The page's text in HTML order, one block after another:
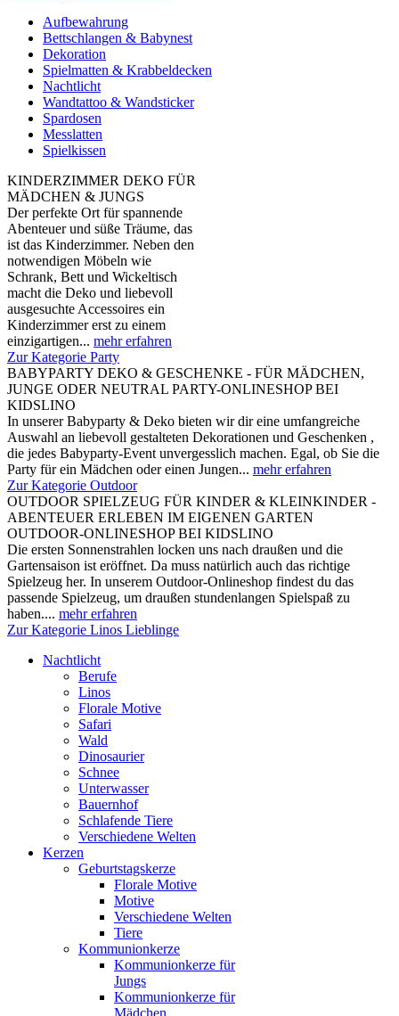
Aufbewahrung
Bettschlangen & Babynest
Dekoration
Spielmatten & Krabbeldecken
Nachtlicht
Wandtattoo & Wandsticker
Spardosen
Messlatten
Spielkissen
KINDERZIMMER DEKO FÜR
MÄDCHEN & JUNGS
Der perfekte Ort für spannende
Abenteuer und süße Träume, das
ist das Kinderzimmer. Neben den
notwendigen Möbeln wie
Schrank, Bett und Wickeltisch
macht die Deko und liebevoll
ausgesuchte Accessoires ein
Kinderzimmer erst zu einem
einzigartigen... mehr erfahren
Zur Kategorie Party
BABYPARTY DEKO & GESCHENKE - FÜR MÄDCHEN,
JUNGE ODER NEUTRAL PARTY-ONLINESHOP BEI
KIDSLINO
In unserer Babyparty & Deko bieten wir dir eine umfangreiche
Auswahl an liebevoll gestalteten Dekorationen und Geschenken ,
die jedes Babyparty-Event unvergesslich machen. Egal, ob Sie die
Party für ein Mädchen oder einen Jungen... mehr erfahren
Zur Kategorie Outdoor
OUTDOOR SPIELZEUG FÜR KINDER & KLEINKINDER -
ABENTEUER ERLEBEN IM EIGENEN GARTEN
OUTDOOR-ONLINESHOP BEI KIDSLINO
Die ersten Sonnenstrahlen locken uns nach draußen und die
Gartensaison ist eröffnet. Da muss natürlich auch das richtige
Spielzeug her. In unserem Outdoor-Onlineshop findest du das
passende Spielzeug, um draußen stundenlangen Spielspaß zu
haben.... mehr erfahren
Zur Kategorie Linos Lieblinge
Nachtlicht
Berufe
Linos
Florale Motive
Safari
Wald
Dinosaurier
Schnee
Unterwasser
Bauernhof
Schlafende Tiere
Verschiedene Welten
Kerzen
Geburtstagskerze
Florale Motive
Motive
Verschiedene Welten
Tiere
Kommunionkerze
Kommunionkerze für
Jungs
Kommunionkerze für
Mädchen